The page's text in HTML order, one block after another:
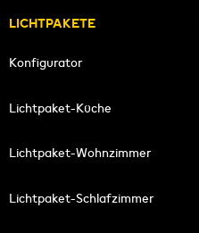
LICHTPAKETE
Konfigurator
Lichtpaket-Küche
Lichtpaket-Wohnzimmer
Lichtpaket-Schlafzimmer